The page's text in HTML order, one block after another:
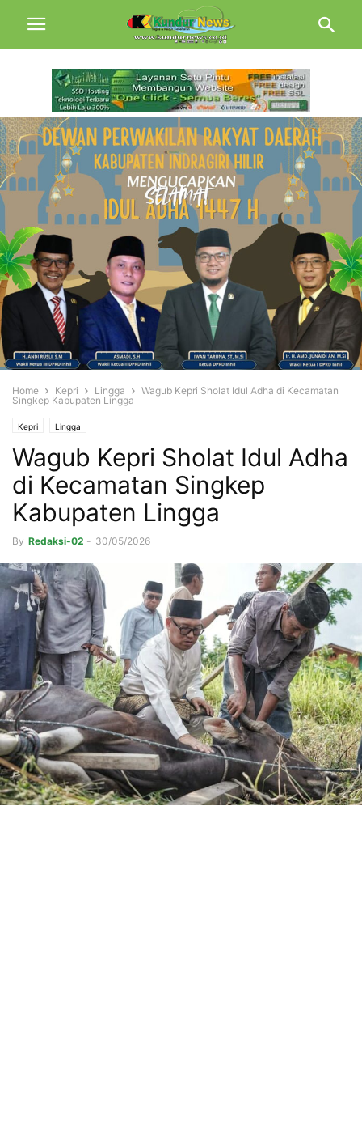
Home Kepri Lingga
Wagub Kepri Sholat Idul Adha di Kecamatan
Singkep Kabupaten Lingga
Kepri Lingga
Wagub Kepri Sholat Idul Adha
di Kecamatan Singkep
Kabupaten Lingga
By Redaksi-02 - 30/05/2026